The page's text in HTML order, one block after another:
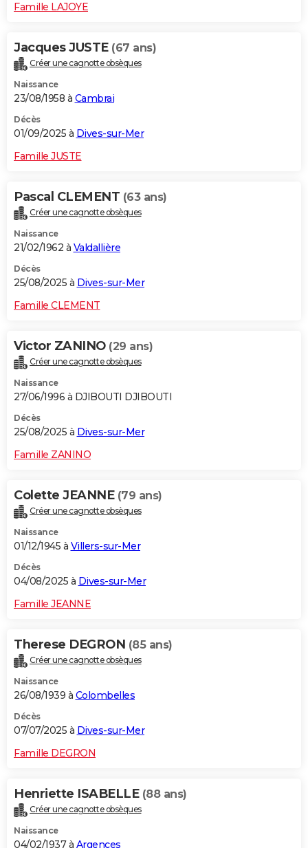
Famille LAJOYE
Jacques JUSTE (67 ans)
Créer une cagnotte obsèques
Naissance
23/08/1958 à Cambrai
Décès
01/09/2025 à Dives-sur-Mer
Famille JUSTE
Pascal CLEMENT (63 ans)
Créer une cagnotte obsèques
Naissance
21/02/1962 à Valdallière
Décès
25/08/2025 à Dives-sur-Mer
Famille CLEMENT
Victor ZANINO (29 ans)
Créer une cagnotte obsèques
Naissance
27/06/1996 à DJIBOUTI DJIBOUTI
Décès
25/08/2025 à Dives-sur-Mer
Famille ZANINO
Colette JEANNE (79 ans)
Créer une cagnotte obsèques
Naissance
01/12/1945 à Villers-sur-Mer
Décès
04/08/2025 à Dives-sur-Mer
Famille JEANNE
Therese DEGRON (85 ans)
Créer une cagnotte obsèques
Naissance
26/08/1939 à Colombelles
Décès
07/07/2025 à Dives-sur-Mer
Famille DEGRON
Henriette ISABELLE (88 ans)
Créer une cagnotte obsèques
Naissance
04/02/1937 à Argences